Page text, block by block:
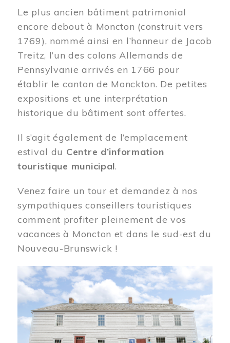
Le plus ancien bâtiment patrimonial
encore debout à Moncton (construit vers
1769), nommé ainsi en l’honneur de Jacob
Treitz, l’un des colons Allemands de
Pennsylvanie arrivés en 1766 pour
établir le canton de Monckton. De petites
expositions et une interprétation
historique du bâtiment sont offertes.
Il s’agit également de l’emplacement
estival du Centre d’information
touristique municipal.
Venez faire un tour et demandez à nos
sympathiques conseillers touristiques
comment profiter pleinement de vos
vacances à Moncton et dans le sud-est du
Nouveau-Brunswick !
Image